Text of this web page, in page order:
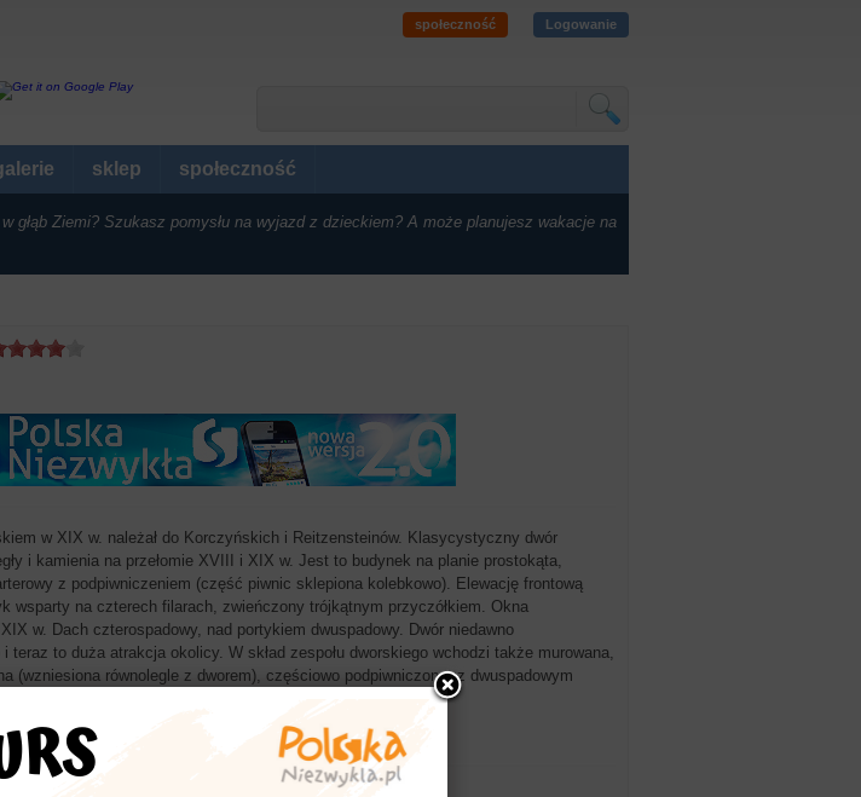
społeczność Logowanie
sklep społeczność
głąb Ziemi? Szukasz pomysłu na wyjazd z dzieckiem? A może planujesz wakacje na
w XIX w. należał do Korczyńskich i Reitzensteinów. Klasycystyczny dwór
i kamienia na przełomie XVIII i XIX w. Jest to budynek na planie prostokąta,
z podpiwniczeniem (część piwnic sklepiona kolebkowo). Elewację frontową
wsparty na czterech filarach, zwieńczony trójkątnym przyczółkiem. Okna
w. Dach czterospadowy, nad portykiem dwuspadowy. Dwór niedawno
i teraz to duża atrakcja okolicy. W skład zespołu dworskiego wchodzi także murowana,
(wzniesiona równolegle z dworem), częściowo podpiwniczona, z dwuspadowym
wPolska Niezwykła podkarpackie